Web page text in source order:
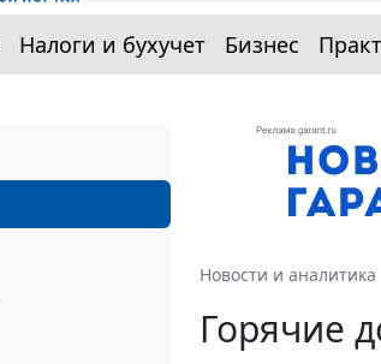
Налоги и бухучет Бизнес
Новости и аналитика
Горячие